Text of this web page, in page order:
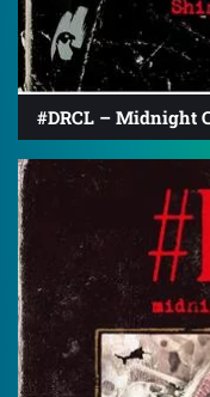
#DRCL – Midnight